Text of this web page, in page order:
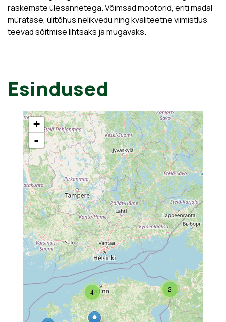
raskemate ülesannetega. Võimsad mootorid, eriti madal
müratase, ülitõhus nelikvedu ning kvaliteetne viimistlus
teevad sõitmise lihtsaks ja mugavaks.
Esindused
2
4
+
-